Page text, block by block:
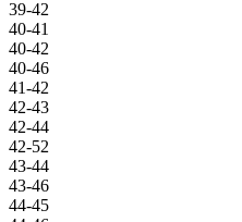
39-42
40-41
40-42
40-46
41-42
42-43
42-44
42-52
43-44
43-46
44-45